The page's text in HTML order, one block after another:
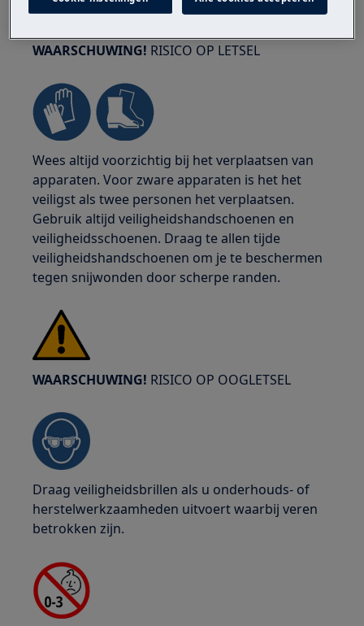
WAARSCHUWING! RISICO OP LETSEL
Wees altijd voorzichtig bij het verplaatsen van
apparaten. Voor zware apparaten is het het
veiligst als twee personen het verplaatsen.
Gebruik altijd veiligheidshandschoenen en
veiligheidsschoenen. Draag te allen tijde
veiligheidshandschoenen om je te beschermen
tegen snijwonden door scherpe randen.
WAARSCHUWING! RISICO OP OOGLETSEL
Draag veiligheidsbrillen als u onderhouds- of
herstelwerkzaamheden uitvoert waarbij veren
betrokken zijn.